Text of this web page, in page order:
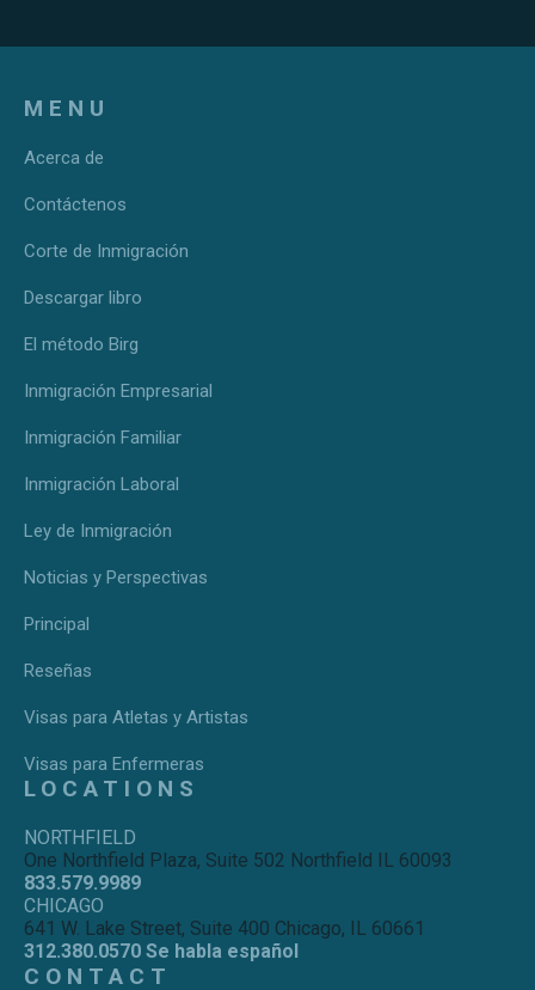
MENU
Acerca de
Contáctenos
Corte de Inmigración
Descargar libro
El método Birg
Inmigración Empresarial
Inmigración Familiar
Inmigración Laboral
Ley de Inmigración
Noticias y Perspectivas
Principal
Reseñas
Visas para Atletas y Artistas
Visas para Enfermeras
LOCATIONS
NORTHFIELD
One Northfield Plaza, Suite 502 Northfield IL 60093
833.579.9989
CHICAGO
641 W. Lake Street, Suite 400 Chicago, IL 60661
312.380.0570 Se habla español
CONTACT